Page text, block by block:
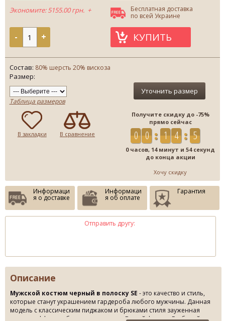
Экономите: 5155.00 грн. +
Бесплатная доставка
по всей Украине
- + КУПИТЬ
Состав: 80% шерсть 20% вискоза
Размер:
Таблица размеров
Уточнить размер
Получите скидку до -75%
прямо сейчас
0 0 1 4 5
0 часов, 14 минут и 54 секунд
до конца акции
Хочу скидку
В закладки В сравнение
Информаци
я о доставке
Информаци
я об оплате
Гарантия
Отправить другу:
Описание
Мужской костюм черный в полоску SE - это качество и стиль,
которые станут украшением гардероба любого мужчины. Данная
модель с классическим пиджаком и брюками стиля зауженная
класика эффектно будет смотрется на Вашей фигуре. Глубокий